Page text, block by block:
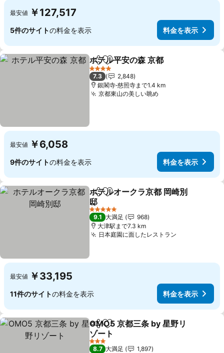
最安値 ￥127,517
5件のサイトの料金を表示 料金を表示
シェアお気に入りに追加
ホテル平安の森 京都
4 ホテルのランク
7.3
2,848
銀閣寺‐慈照寺まで1.4 km
京都東山の美しい眺め
最安値 ￥6,058
9件のサイトの料金を表示 料金を表示
シェアお気に入りに追加
ホテルオークラ京都 岡崎別
邸
5 ホテルのランク
9.1 大満足
968
大津駅まで7.3 km
日本庭園に面したレストラン
最安値 ￥33,195
11件のサイトの料金を表示 料金を表示
シェアお気に入りに追加
OMO5 京都三条 by 星野リ
ゾート
3 ホテルのランク
8.7 大満足
1,897